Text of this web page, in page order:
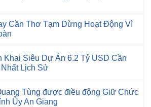
Cần Thơ Tạm Dừng Hoạt Động Vì
Khai Siêu Dự Án 6.2 Tỷ USD Cần
Lịch Sử
Tùng được điều động Giữ Chức
Ủy An Giang